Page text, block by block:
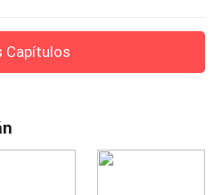
Capítulos